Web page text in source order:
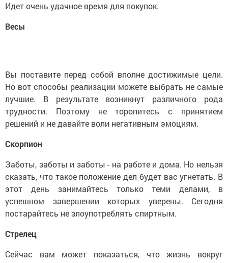
Идет очень удачное время для покупок.
Весы
Вы поставите перед собой вполне достижимые цели.
Но вот способы реализации можете выбрать не самые
лучшие. В результате возникнут различного рода
трудности. Поэтому не торопитесь с принятием
решений и не давайте воли негативным эмоциям.
Скорпион
Заботы, заботы и заботы - на работе и дома. Но нельзя
сказать, что такое положение дел будет вас угнетать. В
этот день занимайтесь только теми делами, в
успешном завершении которых уверены. Сегодня
постарайтесь не злоупотреблять спиртным.
Стрелец
Сейчас вам может показаться, что жизнь вокруг